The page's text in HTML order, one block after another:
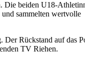
Die beiden U18-
sammelten wertvolle
Der Rückstand auf das
TV Riehen.